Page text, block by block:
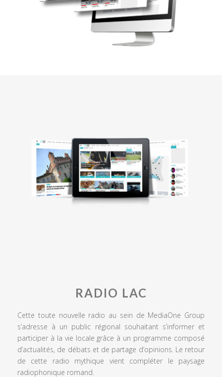
RADIO LAC
Cette toute nouvelle radio au sein de MediaOne Group
s’adresse à un public régional souhaitant s’informer et
participer à la vie locale grâce à un programme composé
d’actualités, de débats et de partage d’opinions. Le retour
de cette radio mythique vient compléter le paysage
radiophonique romand.